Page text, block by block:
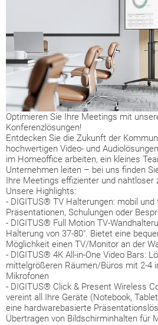
Optimieren Sie Ihre Meetings mit
Konferenzlösungen!
Entdecken Sie die Zukunft der
hochwertigen Video- und
im Homeoffice arbeiten, ein kleines
Unternehmen leiten – bei uns finden
Ihre Meetings effizienter und nahtloser
Unsere Highlights:
- DIGITUS® TV Halterungen: mobil und
Präsentationen, Schulungen oder
- DIGITUS® Full Motion TV-
Halterung von 37-80". Bietet eine
Möglichkeit einen TV/Monitor an der
- DIGITUS® 4K All-in-One Video Bars:
mittelgrößeren Räumen/Büros mit 2-4
Mikrofonen
- DIGITUS® Click & Present Wireless
vereint all Ihre Geräte (Notebook,
eine hardwarebasierte
Übertragen von Bildschirminhalten für